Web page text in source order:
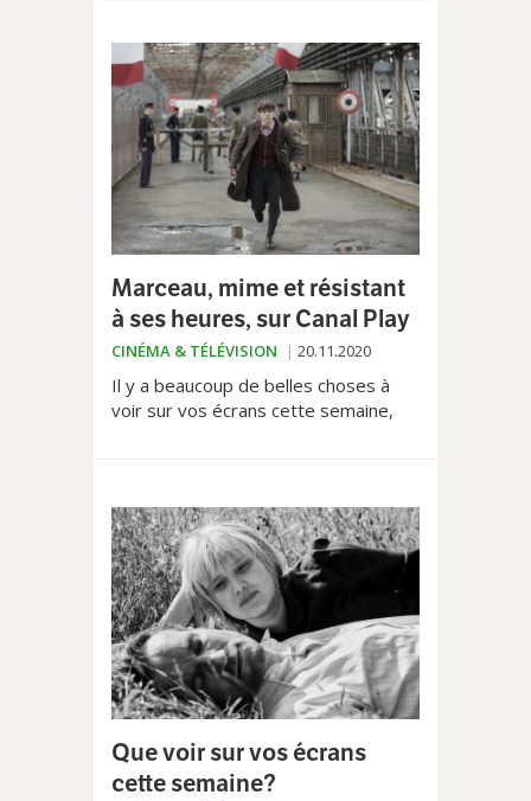
Marceau, mime et résistant
à ses heures, sur Canal Play
CINÉMA & TÉLÉVISION 20.11.2020
Il y a beaucoup de belles choses à
voir sur vos écrans cette semaine,
Marguerite ce vendredi soir sur
France 3 est également
particulièrement bouleversant.
Que voir sur vos écrans
cette semaine?